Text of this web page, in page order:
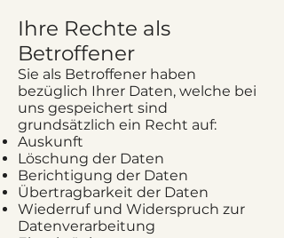
Ihre Rechte als
Betroffener
Sie als Betroffener haben
bezüglich Ihrer Daten, welche bei
uns gespeichert sind
grundsätzlich ein Recht auf:
Auskunft
Löschung der Daten
Berichtigung der Daten
Übertragbarkeit der Daten
Wiederruf und Widerspruch zur
Datenverarbeitung